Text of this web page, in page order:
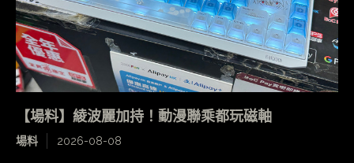
【場料】綾波麗加持！動漫聯乘都玩磁軸
場料 2026-08-08